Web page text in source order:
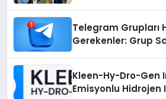
Telegram Grupları
Gerekenler: Grup
Kleen-Hy-Dro-Gen
Emisyonlu Hidrojen